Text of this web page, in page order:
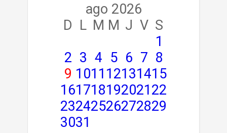
ago 2026
D L M M J V S
1
2 3 4 5 6 7 8
9 1011 12131415
16171819202122
23242526272829
3031